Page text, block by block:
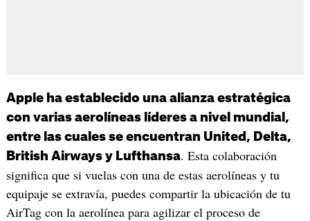
Apple ha establecido una alianza estratégica
con varias aerolíneas líderes a nivel mundial,
entre las cuales se encuentran United, Delta,
British Airways y Lufthansa. Esta colaboración
significa que si vuelas con una de estas aerolíneas y tu
equipaje se extravía, puedes compartir la ubicación de tu
AirTag con la aerolínea para agilizar el proceso de